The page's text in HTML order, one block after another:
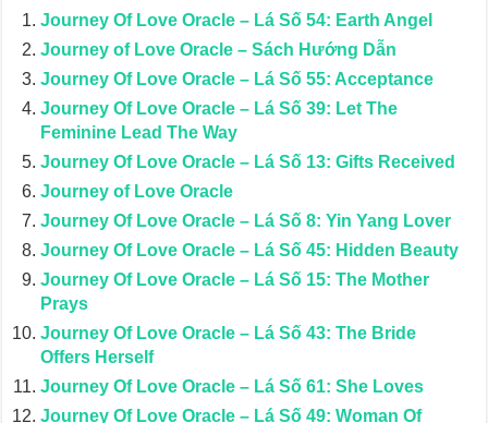
Journey Of Love Oracle – Lá Số 54: Earth Angel
Journey of Love Oracle – Sách Hướng Dẫn
Journey Of Love Oracle – Lá Số 55: Acceptance
Journey Of Love Oracle – Lá Số 39: Let The
Feminine Lead The Way
Journey Of Love Oracle – Lá Số 13: Gifts Received
Journey of Love Oracle
Journey Of Love Oracle – Lá Số 8: Yin Yang Lover
Journey Of Love Oracle – Lá Số 45: Hidden Beauty
Journey Of Love Oracle – Lá Số 15: The Mother
Prays
Journey Of Love Oracle – Lá Số 43: The Bride
Offers Herself
Journey Of Love Oracle – Lá Số 61: She Loves
Journey Of Love Oracle – Lá Số 49: Woman Of